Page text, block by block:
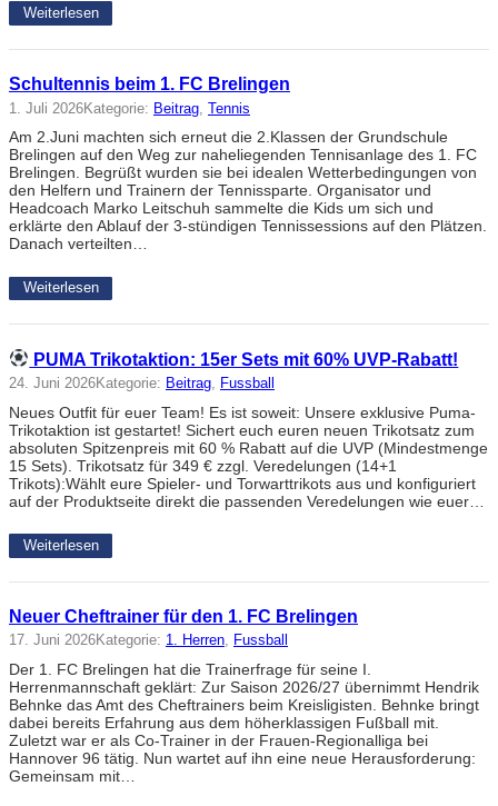
Weiterlesen
Schultennis beim 1. FC Brelingen
1. Juli 2026Kategorie: Beitrag Tennis
Am 2.Juni machten sich erneut die 2.Klassen der Grundschule
Brelingen auf den Weg zur naheliegenden Tennisanlage des 1. FC
Brelingen. Begrüßt wurden sie bei idealen Wetterbedingungen von
den Helfern und Trainern der Tennissparte. Organisator und
Headcoach Marko Leitschuh sammelte die Kids um sich und
erklärte den Ablauf der 3-stündigen Tennissessions auf den Plätzen.
Danach verteilten…
Weiterlesen
PUMA Trikotaktion: 15er Sets mit 60% UVP-Rabatt!
24. Juni 2026Kategorie: Beitrag, Fussball
Neues Outfit für euer Team! Es ist soweit: Unsere exklusive Puma-
Trikotaktion ist gestartet! Sichert euch euren neuen Trikotsatz zum
absoluten Spitzenpreis mit 60 % Rabatt auf die UVP (Mindestmenge
15 Sets). Trikotsatz für 349 € zzgl. Veredelungen (14+1
Trikots):Wählt eure Spieler- und Torwarttrikots aus und konfiguriert
auf der Produktseite direkt die passenden Veredelungen wie euer…
Weiterlesen
Neuer Cheftrainer für den 1. FC Brelingen
17. Juni 2026Kategorie: 1. Herren, Fussball
Der 1. FC Brelingen hat die Trainerfrage für seine I.
Herrenmannschaft geklärt: Zur Saison 2026/27 übernimmt Hendrik
Behnke das Amt des Cheftrainers beim Kreisligisten. Behnke bringt
dabei bereits Erfahrung aus dem höherklassigen Fußball mit.
Zuletzt war er als Co-Trainer in der Frauen-Regionalliga bei
Hannover 96 tätig. Nun wartet auf ihn eine neue Herausforderung:
Gemeinsam mit…